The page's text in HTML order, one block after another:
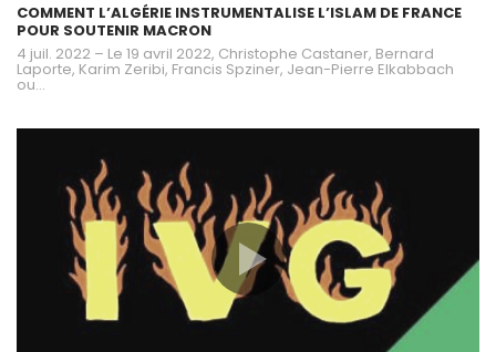
COMMENT L’ALGÉRIE INSTRUMENTALISE L’ISLAM DE FRANCE
POUR SOUTENIR MACRON
4 juil. 2022 – Le 19 avril 2022, Christophe Castaner, Bernard
Laporte, Karim Zeribi, Francis Spziner, Jean-Pierre Elkabbach
ou...